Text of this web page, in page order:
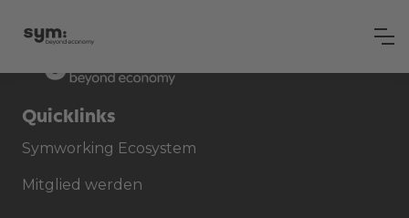
Quicklinks
Symworking Ecosystem
Mitglied werden